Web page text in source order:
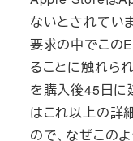
ないとされてい
要求の中でこの
ることに触れら
を購入後45日に
はこれ以上の詳
ので、なぜこの